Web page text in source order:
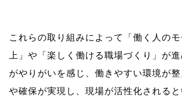
これらの取り組みによって「働く人の
上」や「楽しく働ける職場づくり」が
がやりがいを感じ、働きやすい環境が
や確保が実現し、現場が活性化されると